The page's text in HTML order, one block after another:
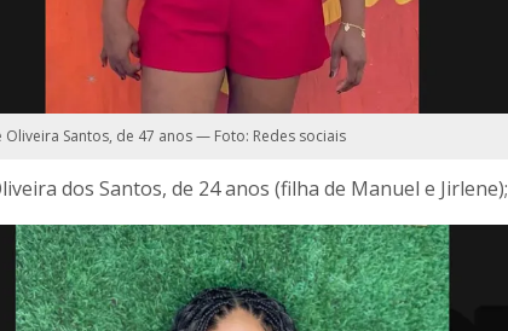
Oliveira Santos, de 47 anos — Foto: Redes sociais
dos Santos, de 24 anos (filha de Manuel e Jirlene);